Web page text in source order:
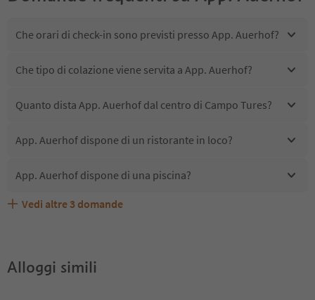
Che orari di check-in sono previsti presso App. Auerhof?
Che tipo di colazione viene servita a App. Auerhof?
Quanto dista App. Auerhof dal centro di Campo Tures?
App. Auerhof dispone di un ristorante in loco?
App. Auerhof dispone di una piscina?
App. Auerhof accetta animali domestici?
Quali servizi/attività sono disponibili presso App.
Gli ospiti di App. Auerhof ricevono l'Alto Adige Guest
Vedi altre 3 domande
Alloggi simili